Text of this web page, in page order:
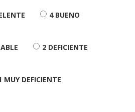
4 BUENO
2 DEFICIENTE
MUY DEFICIENTE